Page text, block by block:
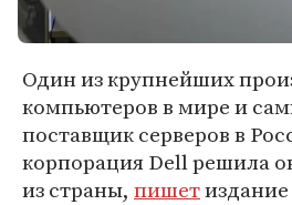
Один из крупнейших
компьютеров в мире и
поставщик серверов в
корпорация Dell решила
из страны, пишетиздание